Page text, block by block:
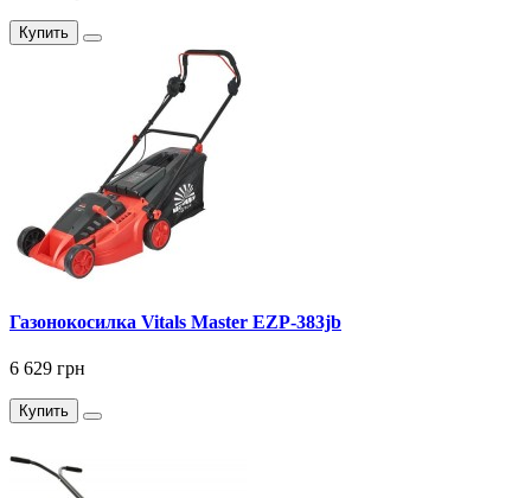
Купить
Газонокосилка Vitals Master EZP-383jb
6 629 грн
Купить